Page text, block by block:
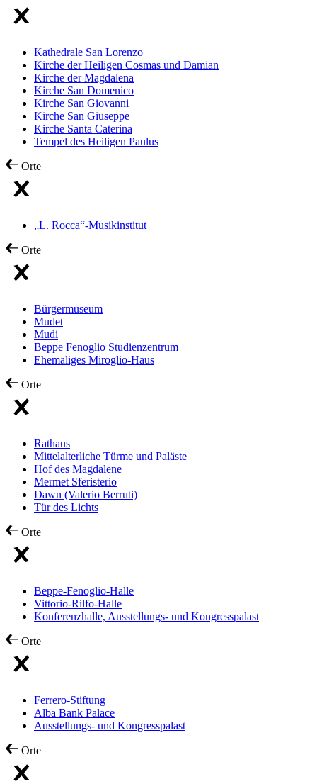
Kathedrale San Lorenzo
Kirche der Heiligen Cosmas und Damian
Kirche der Magdalena
Kirche San Domenico
Kirche San Giovanni
Kirche San Giuseppe
Kirche Santa Caterina
Tempel des Heiligen Paulus
Orte
„L. Rocca“-Musikinstitut
Orte
Bürgermuseum
Mudet
Mudi
Beppe Fenoglio Studienzentrum
Ehemaliges Miroglio-Haus
Orte
Rathaus
Mittelalterliche Türme und Paläste
Hof des Magdalene
Mermet Sferisterio
Dawn (Valerio Berruti)
Tür des Lichts
Orte
Beppe-Fenoglio-Halle
Vittorio-Rilfo-Halle
Konferenzhalle, Ausstellungs- und Kongresspalast
Orte
Ferrero-Stiftung
Alba Bank Palace
Ausstellungs- und Kongresspalast
Orte